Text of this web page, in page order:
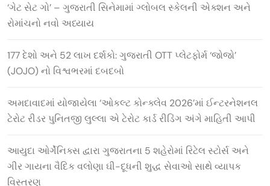
‘ગેટ સેટ ગો’ – ગુજરાતી સિનેમામાં ગ્લોબલ સ્કેલની એક્શન અને
રોમાંચનો નવો અધ્યાય
177 દેશો અને 52 લાખ દર્શકો: ગુજરાતી OTT પ્લેટફોર્મ ‘જોજો’
(JOJO) નો વિશ્વભરમાં દબદબો
અમદાવાદમાં યોજાયેલા ‘ઓકલ્ટ કોન્ક્લેવ 2026’માં ઈન્ટરનેશનલ
ટેરોટ રીડર પુનિતજી લુલ્લા એ ટેરોટ કાર્ડ રીડિંગ અંગે માહિતી આપી
આયુદા ઓર્ગેનિક્સ દ્વારા ગુજરાતના 5 શહેરોમાં રિટેલ સ્ટોર્સ અને
ગીર ગાયના વૈદિક વલોણા ઘી-દૂધની શુદ્ધ સેવાઓ સાથે વ્યાપક
વિસ્તરણ